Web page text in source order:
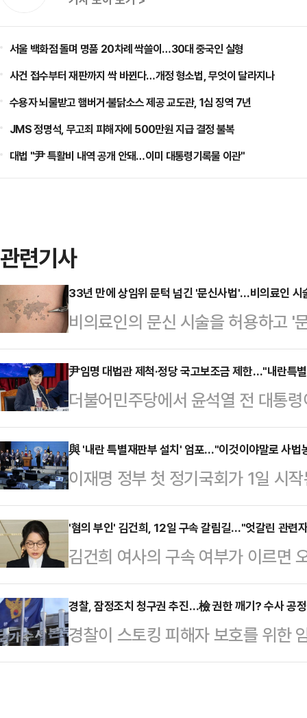
서울 백화점 돌며 명품 20차례 싹쓸이…30대 중국인 실형
사건 접수부터 재판까지 싹 바뀐다…개정 형소법, 무엇이 달라지나
수용자 뇌물받고 햄버거·불닭소스 제공 교도관, 1심 징역 7년
JMS 정명석, 무고죄 피해자에 500만원 지급 결정 불복
대법 "尹 특활비 내역 공개 안돼…이미 대통령기록물 이관"
관련기사
33년 만에 상임위 문턱 넘긴 '문신사법'…비의료인
비의료인의 문신 시술을 허용하고 '
골자로 한 '문신사법'이 최근 국회
당의 주도로 합법화 가능성이 높아
생했을 때 책임 구조를 엄격하게 규
히, 실습과 보수교육을 통한 지속적
문제에 대한 대책도 병행돼야 한다
인의 문신 시술을 허용하는 문신사
체회의를 통과했다. 문신…
尹임명 대법관 제척·정당 국고보조금 제한…"내란
더불어민주당에서 윤석열 전 대통
하고 내란 범죄인이 소속된 정당에
담은 이른바 '내란특별법' 추진을
항의 경우 재판의 독립성과 공정성
보조금 환수 조항은 소급입법에 의
자유를 침해하는 것이라고 지적했
원회 소속 전현희 민주당 최고위원
대 특검 대응특위' 기자회…
與 '내란 특별재판부 설치' 엄포…"이것이야말로 사
이재명 정부 첫 정기국회가 1일 시
계엄 사태 관련 내란·외환 사건을
치를 추진하겠다고 나서 논란이 이
별재판부 설치를 두고 위헌 논란이
것이야말로 사법농단이 될 수 있다
에 따르면 민주당은 '12·3 비상계
별법안' 중 1심 법원인 서울중앙지
특별재판부를 두도록 …
'혐의 부인' 김건희, 12일 구속 갈림길…"엇갈린 관련
김건희 여사의 구속 여부가 이르면
우 헌정사상 초유의 전직 대통령 부
에선 김 여사가 조사 과정에서 범행
고, 현재 받고 있는 혐의들이 어느
가능성이 낮지 않다고 내다봤다. 전
경찰, 잠정조치 청구권 추진…檢 권한 깨기? 수사 공
경찰이 스토킹 피해자 보호를 위한
법원에 청구하고, 경제·금융범죄